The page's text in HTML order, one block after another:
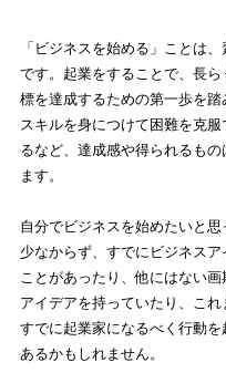
「ビジネスを始める」ことは、
です。起業をすることで、長ら
標を達成するための第一歩を
スキルを身につけて困難を克服
るなど、達成感や得られるもの
ます。
自分でビジネスを始めたいと思
少なからず、すでにビジネスア
ことがあったり、他にはない画
アイデアを持っていたり、これ
すでに起業家になるべく行動
あるかもしれません。